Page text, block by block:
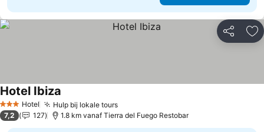
Delen
3 SterrenHotel Hulp bij lokale tours
Hotel Ibiza
7,2 127 1.8 km vanaf Tierra del Fuego Restobar